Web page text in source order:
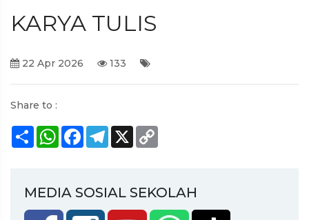
KARYA TULIS
22 Apr 2026 133
Share to :
ShareWhatsApp
FacebookTelegram
X
MEDIA SOSIAL SEKOLAH